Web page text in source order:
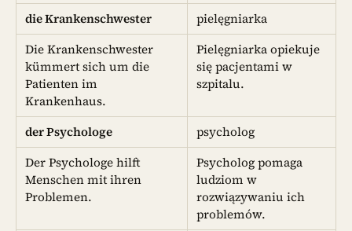
die Krankenschwester
pielęgniarka
Die Krankenschwester
kümmert sich um die
Patienten im
Krankenhaus.
Pielęgniarka opiekuje
się pacjentami w
szpitalu.
der Psychologe
psycholog
Der Psychologe hilft
Menschen mit ihren
Problemen.
Psycholog pomaga
ludziom w
rozwiązywaniu ich
problemów.